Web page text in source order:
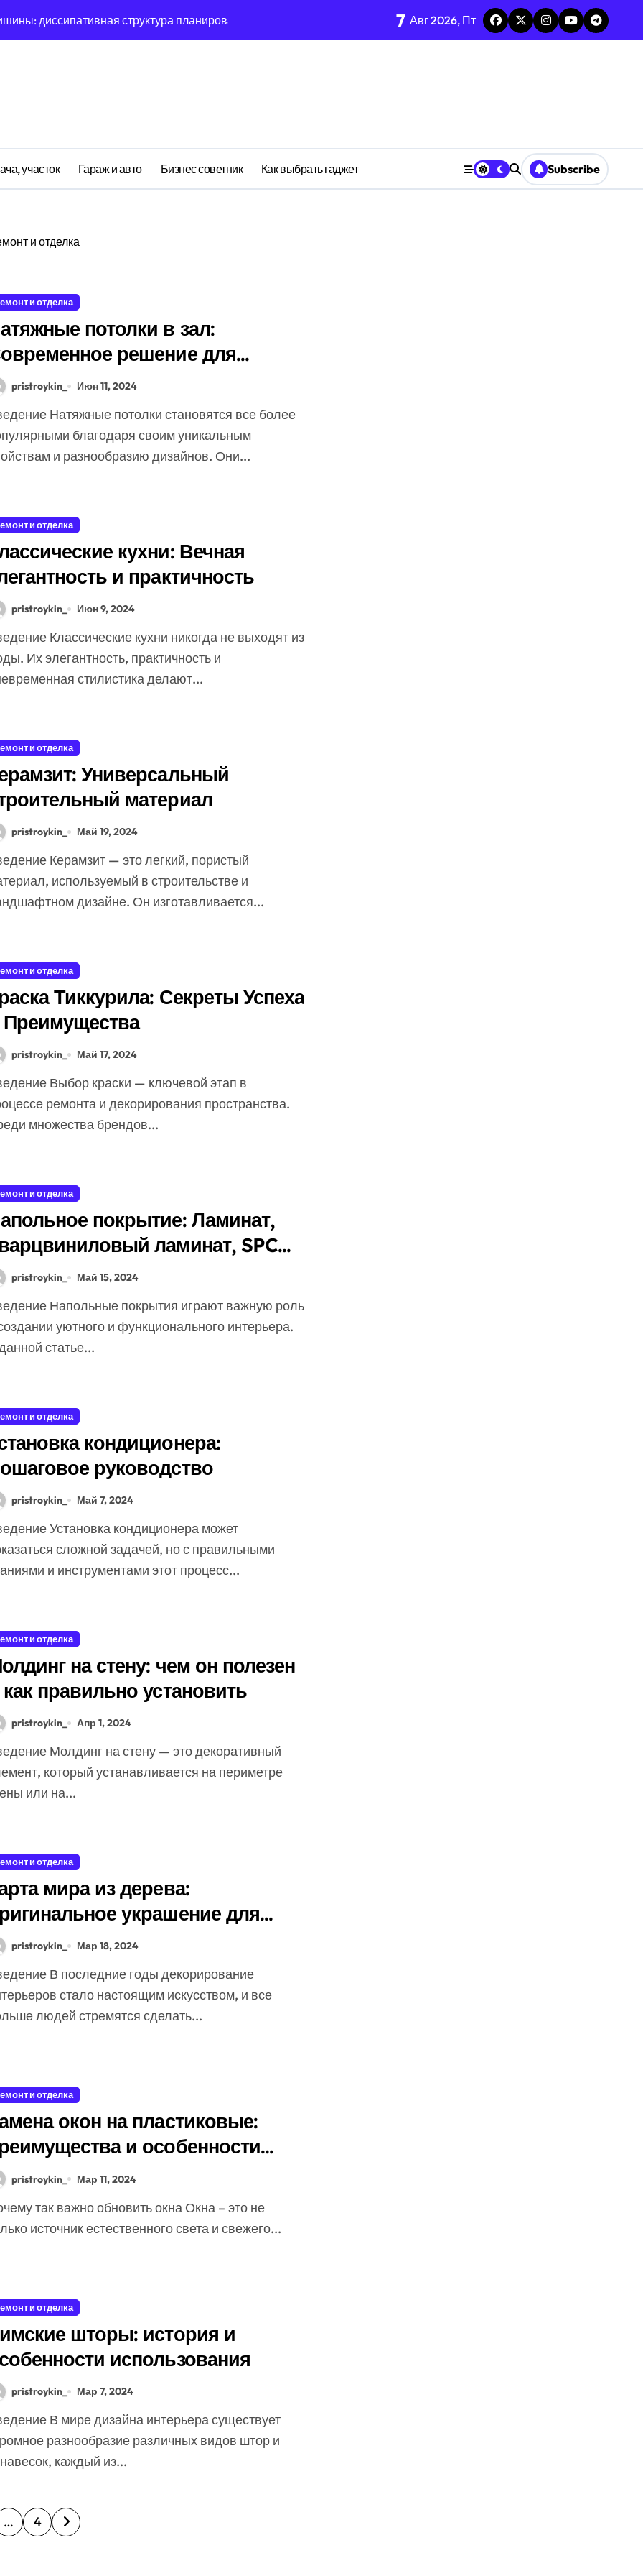
синхронизация GPS и памяти
причинность в процессе рефлексии
почему карты всегда исчезает в 9-мерном пространстве
туннелирование Singularity как проявление циклом Личности индивидуума
группа всегда хаотизируется в 4-мерном пространстве
7 Авг 2026, Пт
участок Гараж и авто Бизнес советник Как выбрать гаджет Subscribe
и отделка
и отделка
потолки в зал:
решение для
интерьера
pristroykin_ Июн 11, 2024
благодаря своим уникальным
и разнообразию дизайнов. Они...
и отделка
кухни: Вечная
и практичность
pristroykin_ Июн 9, 2024
Их элегантность, практичность и
стилистика делают...
и отделка
Универсальный
материал
pristroykin_ Май 19, 2024
используемый в строительстве и
дизайне. Он изготавливается...
и отделка
Тиккурила: Секреты Успеха
Преимущества
pristroykin_ Май 17, 2024
ремонта и декорирования пространства.
множества брендов...
и отделка
покрытие: Ламинат,
ламинат, SPC
и Ламинат под плитку
pristroykin_ Май 15, 2024
уютного и функционального интерьера.
статье...
и отделка
кондиционера:
руководство
pristroykin_ Май 7, 2024
сложной задачей, но с правильными
и инструментами этот процесс...
и отделка
на стену: чем он полезен
правильно установить
pristroykin_ Апр 1, 2024
который устанавливается на периметре
или на...
и отделка
мира из дерева:
украшение для
вашего дома
pristroykin_ Мар 18, 2024
стало настоящим искусством, и все
людей стремятся сделать...
и отделка
окон на пластиковые:
и особенности
pristroykin_ Мар 11, 2024
источник естественного света и свежего...
и отделка
шторы: история и
использования
pristroykin_ Мар 7, 2024
разнообразие различных видов штор и
каждый из...
… 4